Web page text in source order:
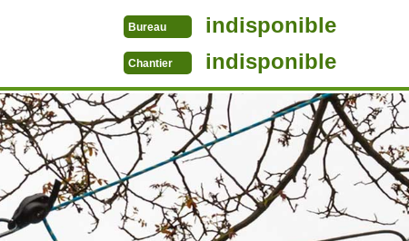
Bureau indisponible
Chantier indisponible